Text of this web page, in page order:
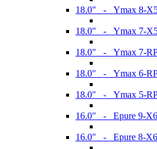
18.0" - Ymax 8-
18.0" - Ymax 7-
18.0" - Ymax 7-
18.0" - Ymax 6-
18.0" - Ymax 5-
16.0" - Epure 9-
16.0" - Epure 8-